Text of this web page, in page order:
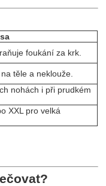
foukání za krk.
těle a neklouže.
nohách i při prudkém
XXL pro velká